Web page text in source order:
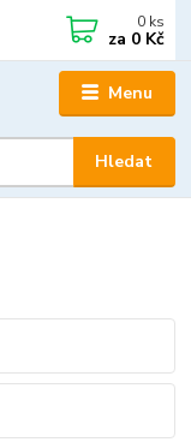
Menu
Hledat
0 ks
za 0 Kč